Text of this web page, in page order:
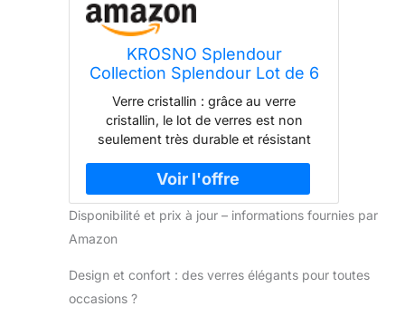
KROSNO Splendour
Collection Splendour Lot de 6
grands verres à eau et jus en
cristal Passe au lave-vaisselle
Fabriqué en Europe 470 ml
Verre cristallin : grâce au verre
cristallin, le lot de verres est non
seulement très durable et résistant
aussi magnifiquement présenté.
L'ensemble passe au lave-vaisselle.
Lot de 6 verres : les verres élégants et
hauts de la collection Spendour
boissons ou d'autres boissons
froides créeront une vaisselle
Disponibilité et prix à jour – informations fournies par
Amazon
Design et confort : des verres élégants pour toutes
occasions ?